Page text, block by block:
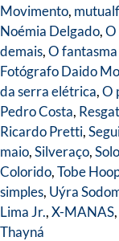
Movimento,
Noémia Delgado,O
demais,O
Fotógrafo Daido
da serra elétrica,O
Pedro Costa,
Ricardo Pretti,
maio,Silveraço,
Colorido,Tobe
simples, Uýra
Lima Jr.,X-MANAS,
Thayná